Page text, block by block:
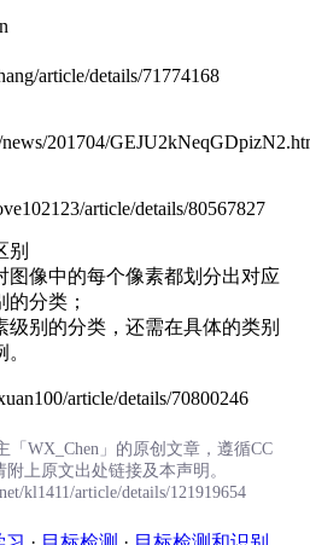
article/details/71774168
201704/
article/details/80567827
别
图像中的每个像素都划分出对应
的分类；
级别的分类，还需在具体的类别
article/details/70800246
「WX_Chen」的原创文章，遵循CC
上原文出处链接及本声明。
kl1411/article/details/121919654